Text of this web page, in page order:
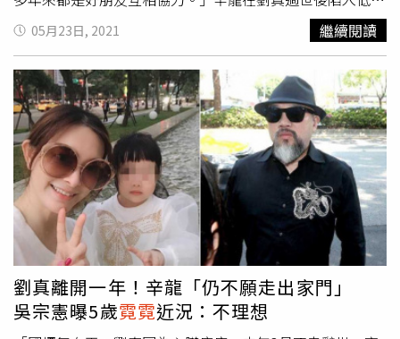
潮，演藝事業無法振作，甚至也不願朋友對外多說他與劉真
的故事。日前辛龍更以個人工作室發出聲明，提告Pub老闆
許理平出書未經他的同意，以侵害隱私之方式記述他與妻子
的過往事蹟，已委請律師提告。辛龍所屬「容易文創」臉書
粉專，日前也將他相關資料全部移除。（圖／翻攝自容易文
創臉書）據了解辛龍因此向老闆吳宗憲告假，暫時不接任何
演藝工作，也消失於「容易文創」臉書粉專；對此，本刊詢
問吳宗憲，他僅低調表示：「我們很多年來都是好朋友互相
協力，現在他（辛龍）的工作行程各方面都由他自己來主
導。」其他不願多談。辛龍與劉真愛得深刻，劉真生前受訪
曾說：「我們不會特地過什麼節日，每個月都有雙雙節，可
能是一起吃頓飯，或是他送我一條絲巾。」每個月22日就是
辛龍、劉真夫妻的甜蜜雙雙節，就連劉真最後昏迷病榻階
段，辛龍都選則在22日22時22分與愛妻告別，用情至深。
他與劉真育有5歲女兒霓霓，劉真生前最疼愛女兒，雖然外
05月23日, 2021 繼續閱讀
劉真離開一年！辛龍「仍不願走出家門」
吳宗憲曝5歲霓霓近況：不理想